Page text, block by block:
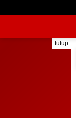
ke
tutup